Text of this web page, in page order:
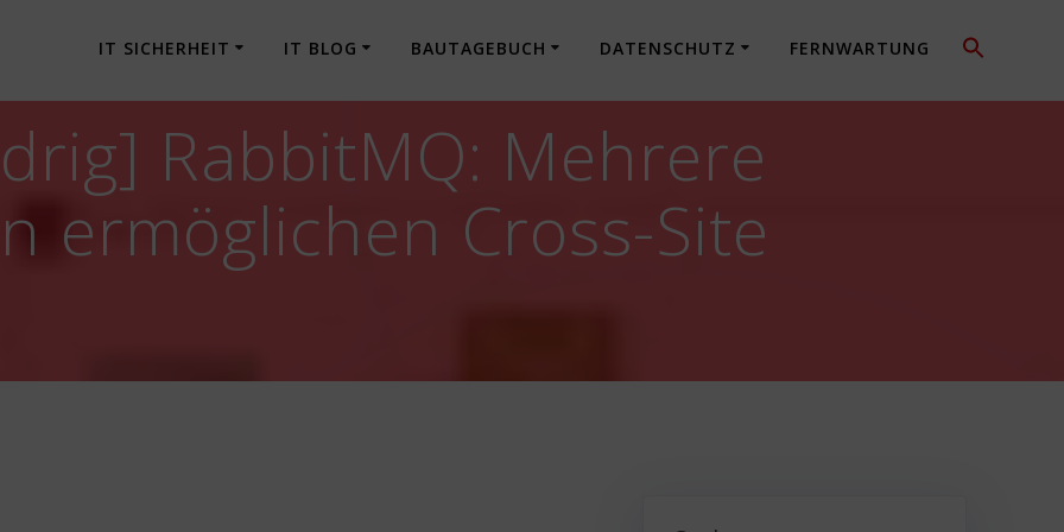
IT SICHERHEIT IT BLOG BAUTAGEBUCH DATENSCHUTZ FERNWARTUNG
RabbitMQ: Mehrere
ermöglichen Cross-Site